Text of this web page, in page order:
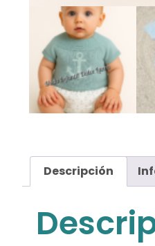
Descripción